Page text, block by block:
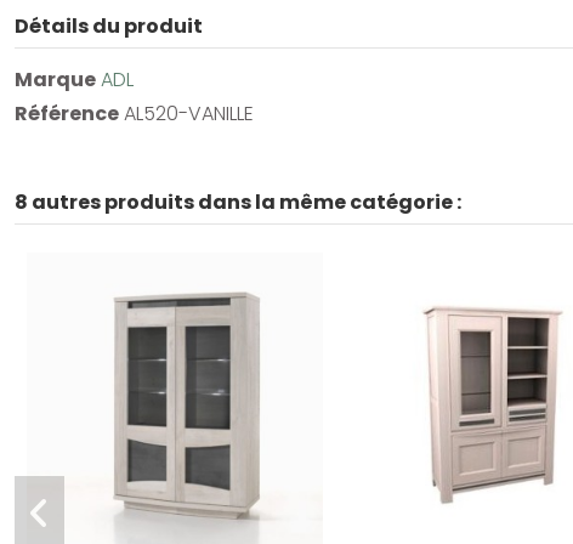
Détails du produit
MarqueADL
RéférenceAL520-VANILLE
8 autres produits dans la même catégorie :